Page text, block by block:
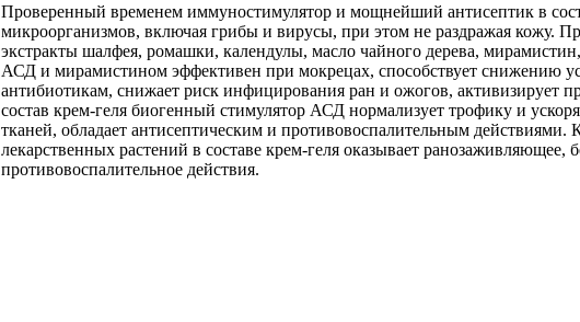
Проверенный временем иммуностимулятор и мощнейший антисептик в
микроорганизмов, включая грибы и вирусы, при этом не раздражая кожу.
экстракты шалфея, ромашки, календулы, масло чайного дерева,
АСД и мирамистином эффективен при мокрецах, способствует снижению
антибиотикам, снижает риск инфицирования ран и ожогов, активизирует
состав крем-геля биогенный стимулятор АСД нормализует трофику и
тканей, обладает антисептическим и противовоспалительным действиями.
лекарственных растений в составе крем-геля оказывает ранозаживляющее,
противовоспалительное действия.